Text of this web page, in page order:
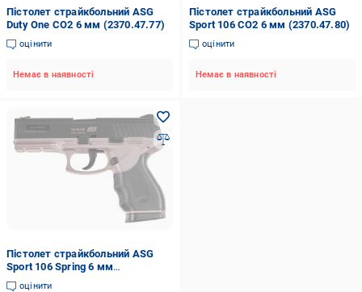
Пістолет страйкбольний ASG
Duty One CO2 6 мм (2370.47.77)
оцінити
Немає в наявності
Пістолет страйкбольний ASG
Sport 106 CO2 6 мм (2370.47.80)
оцінити
Немає в наявності
Пістолет страйкбольний ASG
Sport 106 Spring 6 мм
(2370.49.11)
оцінити